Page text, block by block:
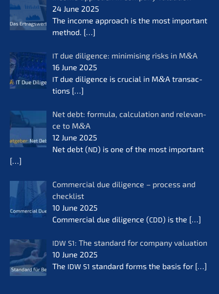
24 June 2025
The income approach is the most important
method. […]
IT due diligence: minimi­sing risks in M&A
16 June 2025
IT due diligence is crucial in M&A transac­
tions […]
Net debt: formu­la, calcu­la­ti­on and relevan­
ce to M&A
12 June 2025
Net debt (ND) is one of the most important
[…]
Commer­cial due diligence – process and
check­list
10 June 2025
Commer­cial due diligence (CDD) is the […]
IDW S1: The standard for compa­ny valua­ti­on
10 June 2025
The IDW S1 standard forms the basis for […]